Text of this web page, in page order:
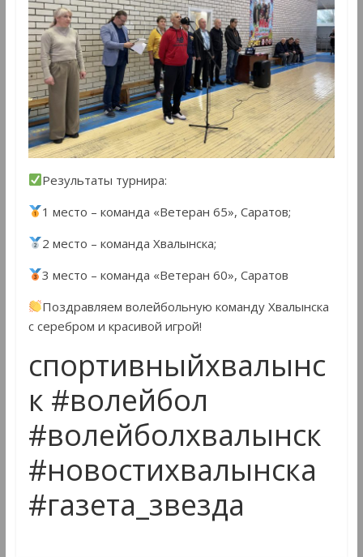
Результаты турнира:
1 место – команда «Ветеран 65», Саратов;
2 место – команда Хвалынска;
3 место – команда «Ветеран 60», Саратов
Поздравляем волейбольную команду Хвалынска
с серебром и красивой игрой!
спортивныйхвалынс
к #волейбол
#волейболхвалынск
#новостихвалынска
#газета_звезда